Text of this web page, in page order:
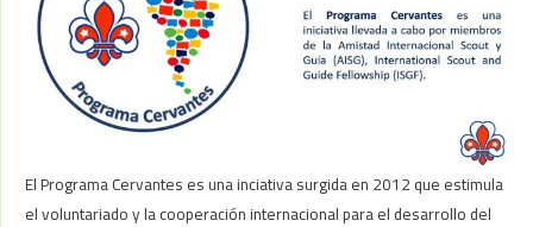
Excursión de AVDEA al Centro Scout L’Almud de la Fundación Sant Jordi
@fundaciosantjordi
en Picassent. Recorrimos el campo, bosque y la
casa cueva y recibimos detalles de las actividades Scouts diurnas y
servicio que se pueden realizar actualmente mientras se prepara el
centro para futuras acampadas de fin de semana. Cerca está el monte
#avdea_formación
El Programa Cervantes es una inciativa surgida en 2012 que estimula
el voluntariado y la cooperación internacional para el desarrollo del